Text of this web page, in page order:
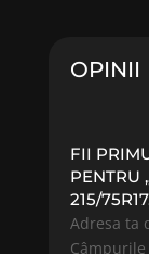
OPINII
FII
PENTRU
215/
Adresa ta